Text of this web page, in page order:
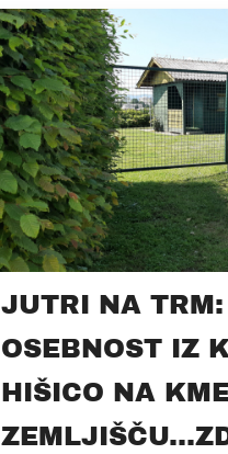
JUTRI NA
OSEBNOST IZ
HIŠICO NA